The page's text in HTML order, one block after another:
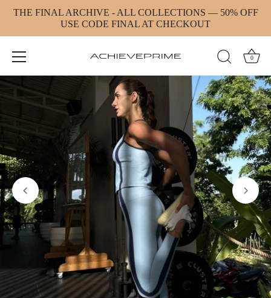
content
THE FINAL ARCHIVE - ALL COLLECTIONS — 50% OFF
USE CODE FINAL AT CHECKOUT
0